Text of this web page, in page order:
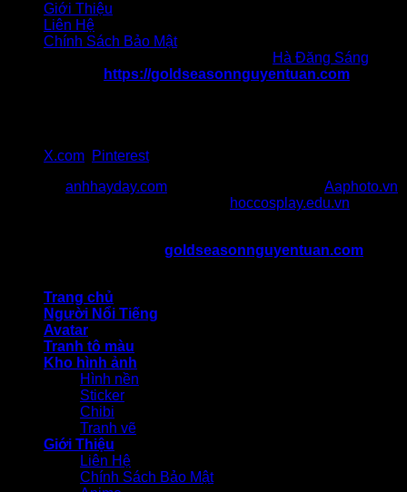
Giới Thiệu
Liên Hệ
Chính Sách Bảo Mật
Hà Đăng Sáng
https://goldseasonnguyentuan.com
X.com Pinterest
anhhayday.com
Aaphoto.vn
hoccosplay.edu.vn
goldseasonnguyentuan.com
Trang chủ
Người Nổi Tiếng
Avatar
Tranh tô màu
Kho hình ảnh
Hình nền
Sticker
Chibi
Tranh vẽ
Giới Thiệu
Liên Hệ
Chính Sách Bảo Mật